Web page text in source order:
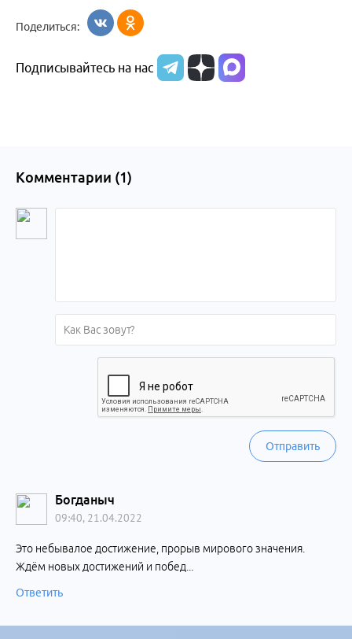
Поделиться:
Подписывайтесь на нас
Комментарии (1)
Отправить
Богданыч
09:40, 21.04.2022
Это небывалое достижение, прорыв мирового значения.
Ждём новых достижений и побед...
Ответить